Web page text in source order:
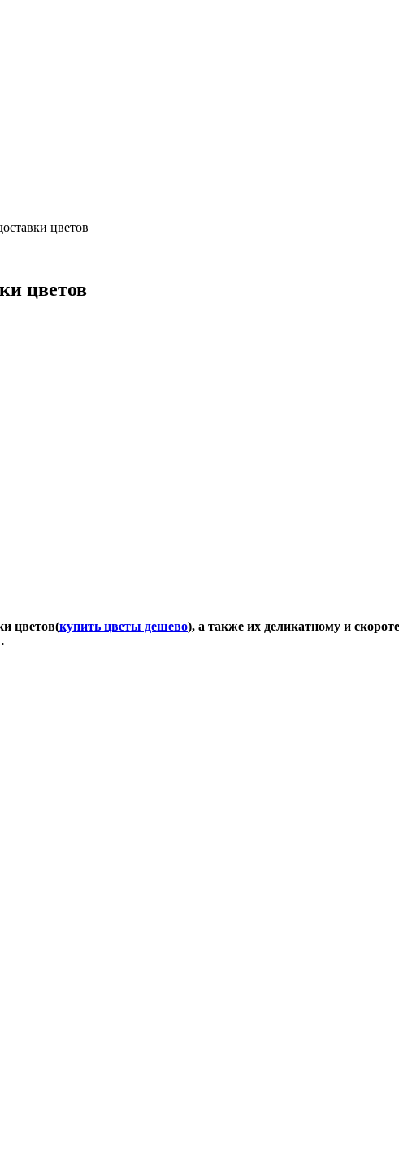
цветов
цветов
цветов(купить цветы дешево), а также их деликатному и